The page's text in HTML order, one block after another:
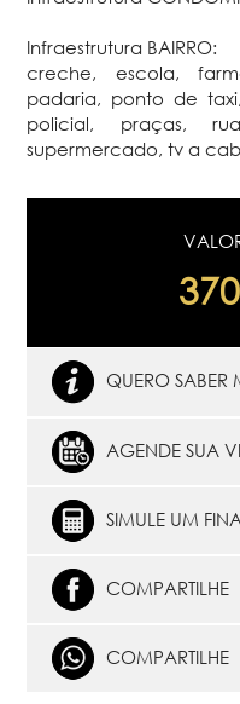
Infraestrutura BAIRRO:
creche, escola,
padaria, ponto de
policial, praças,
supermercado, tv a
QUERO SABER
AGENDE SUA
SIMULE UM
COMPARTILHE
COMPARTILHE